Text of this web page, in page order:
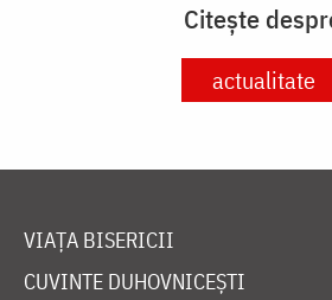
Citește
actualitate
VIAȚA BISERICII
CUVINTE DUHOVNICEȘTI